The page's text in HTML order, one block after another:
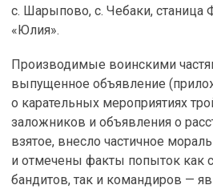
с. Шарыпово, с. Чебаки, станица
«Юлия».
Производимые воинскими
выпущенное объявление
о карательных мероприятиях
заложников и объявления о
взятое, внесло частичное
и отмечены факты попыток как
бандитов, так и командиров —